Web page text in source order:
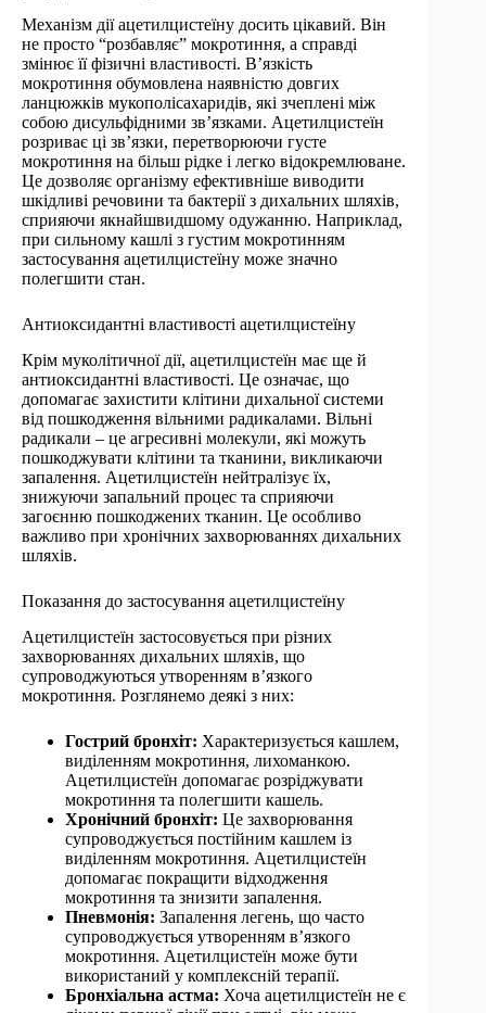
Механізм дії ацетилцистеїну досить цікавий. Він
не просто “розбавляє” мокротиння, а справді
змінює її фізичні властивості. В’язкість
мокротиння обумовлена ​​наявністю довгих
ланцюжків мукополісахаридів, які зчеплені між
собою дисульфідними зв’язками. Ацетилцистеїн
розриває ці зв’язки, перетворюючи густе
мокротиння на більш рідке і легко відокремлюване.
Це дозволяє організму ефективніше виводити
шкідливі речовини та бактерії з дихальних шляхів,
сприяючи якнайшвидшому одужанню. Наприклад,
при сильному кашлі з густим мокротинням
застосування ацетилцистеїну може значно
полегшити стан.
Антиоксидантні властивості ацетилцистеїну
Крім муколітичної дії, ацетилцистеїн має ще й
антиоксидантні властивості. Це означає, що
допомагає захистити клітини дихальної системи
від пошкодження вільними радикалами. Вільні
радикали – це агресивні молекули, які можуть
пошкоджувати клітини та тканини, викликаючи
запалення. Ацетилцистеїн нейтралізує їх,
знижуючи запальний процес та сприяючи
загоєнню пошкоджених тканин. Це особливо
важливо при хронічних захворюваннях дихальних
шляхів.
Показання до застосування ацетилцистеїну
Ацетилцистеїн застосовується при різних
захворюваннях дихальних шляхів, що
супроводжуються утворенням в’язкого
мокротиння. Розглянемо деякі з них:
Гострий бронхіт: Характеризується кашлем,
виділенням мокротиння, лихоманкою.
Ацетилцистеїн допомагає розріджувати
мокротиння та полегшити кашель.
Хронічний бронхіт: Це захворювання
супроводжується постійним кашлем із
виділенням мокротиння. Ацетилцистеїн
допомагає покращити відходження
мокротиння та знизити запалення.
Пневмонія: Запалення легень, що часто
супроводжується утворенням в’язкого
мокротиння. Ацетилцистеїн може бути
використаний у комплексній терапії.
Бронхіальна астма: Хоча ацетилцистеїн не є